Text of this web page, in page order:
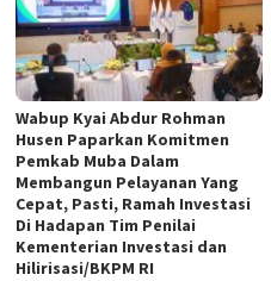
Wabup Kyai Abdur Rohman
Husen Paparkan Komitmen
Pemkab Muba Dalam
Membangun Pelayanan Yang
Cepat, Pasti, Ramah Investasi
Di Hadapan Tim Penilai
Kementerian Investasi dan
Hilirisasi/BKPM RI